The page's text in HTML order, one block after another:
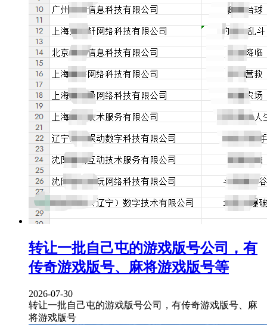
转让一批自己屯的游戏版号公司，有
传奇游戏版号、麻将游戏版号等
2026-07-30
转让一批自己屯的游戏版号公司，有传奇游戏版号、麻
将游戏版号